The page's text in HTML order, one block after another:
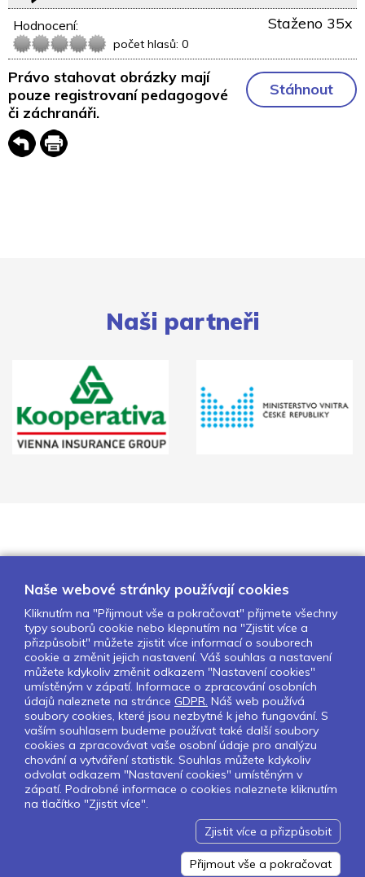
Staženo 35x
Hodnocení:
počet hlasů: 0
Stáhnout
Právo stahovat obrázky mají
pouze registrovaní pedagogové
či záchranáři.
Naši partneři
O nás Naše projekty
Pro školy
Partneři
Kontakty
GDPR
Nastavení cookies
Sledujte nás:
Pokud chcete dostávat pravidelný
Newsletter klikněte
Smartware s.r.o. Redakční systém MultiCMS
Naše webové stránky používají cookies
Kliknutím na "Přijmout vše a pokračovat" přijmete všechny
typy souborů cookie nebo klepnutím na "Zjistit více a
přizpůsobit" můžete zjistit více informací o souborech
cookie a změnit jejich nastavení. Váš souhlas a nastavení
můžete kdykoliv změnit odkazem "Nastavení cookies"
umístěným v zápatí. Informace o zpracování osobních
údajů naleznete na stránce GDPR. Náš web používá
soubory cookies, které jsou nezbytné k jeho fungování. S
vaším souhlasem budeme používat také další soubory
cookies a zpracovávat vaše osobní údaje pro analýzu
chování a vytváření statistik. Souhlas můžete kdykoliv
odvolat odkazem "Nastavení cookies" umístěným v
zápatí. Podrobné informace o cookies naleznete kliknutím
na tlačítko "Zjistit více".
Zjistit více a přizpůsobit
Přijmout vše a pokračovat